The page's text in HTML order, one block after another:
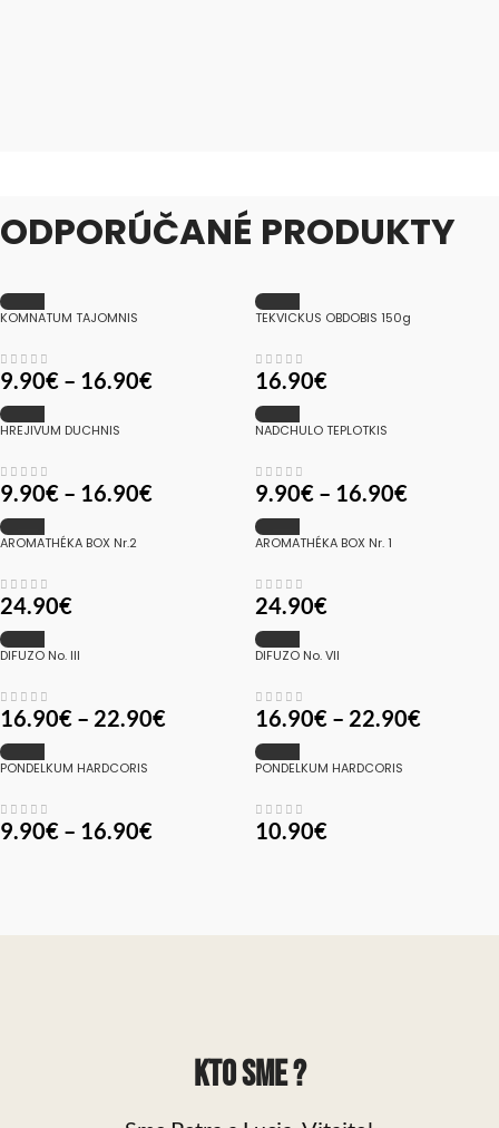
ODPORÚČANÉ PRODUKTY
KOMNATUM TAJOMNIS
9.90€ – 16.90€
TEKVICKUS OBDOBIS 150g
16.90€
HREJIVUM DUCHNIS
9.90€ – 16.90€
NADCHULO TEPLOTKIS
9.90€ – 16.90€
SOLD
AROMATHÉKA BOX Nr.2
24.90€
SOLD
AROMATHÉKA BOX Nr. 1
24.90€
DIFUZO No. III
16.90€ – 22.90€
DIFUZO No. VII
16.90€ – 22.90€
PONDELKUM HARDCORIS
9.90€ – 16.90€
PONDELKUM HARDCORIS
10.90€
KTO SME ?